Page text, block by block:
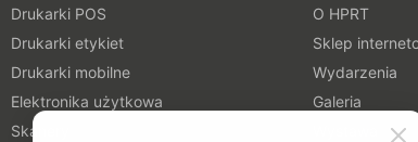
Drukarki POS
Drukarki etykiet
Drukarki mobilne
Elektronika użytkowa
Skanery
O HPRT
Sklep
Wydarzenia
Galeria